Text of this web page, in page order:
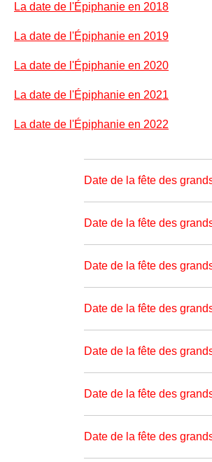
La date de l'Épiphanie en 2018
La date de l'Épiphanie en 2019
La date de l'Épiphanie en 2020
La date de l'Épiphanie en 2021
La date de l'Épiphanie en 2022
Date de la fête des
Date de la fête des
Date de la fête des
Date de la fête des
Date de la fête des
Date de la fête des
Date de la fête des